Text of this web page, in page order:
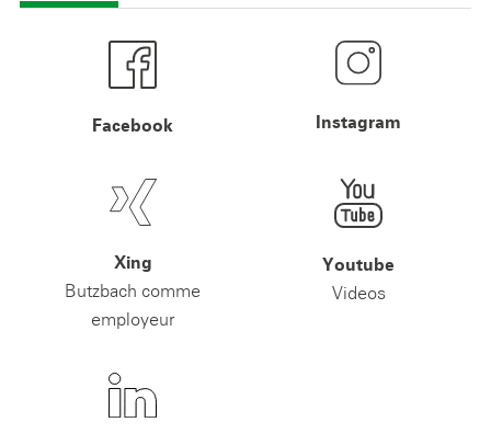
Facebook Instagram
Xing
Butzbach comme
employeur
Youtube
Videos